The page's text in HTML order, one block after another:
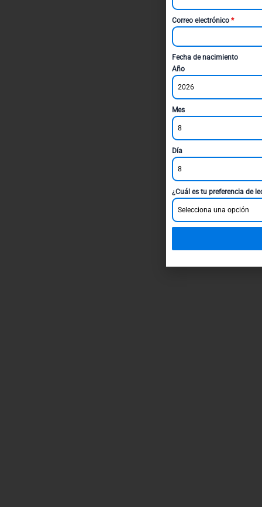
Correo electrónico *
Fecha de nacimiento
Año
2026
Mes
8
Día
8
¿Cuál es tu preferencia de
Selecciona una opción